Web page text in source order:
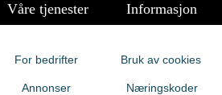
Våre tjenester Informasjon
For bedrifter
Annonser
Bruk av cookies
Næringskoder